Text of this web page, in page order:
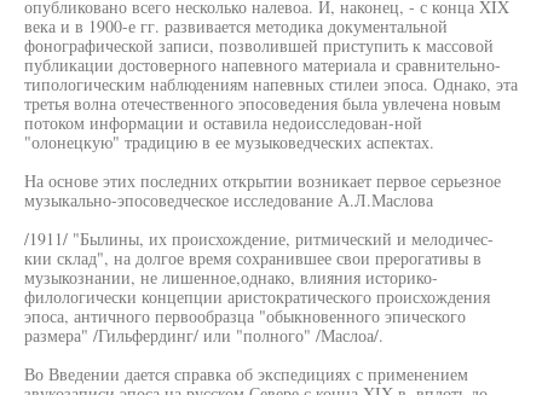
опубликовано всего несколько налевоа. И, наконец, - с конца XIX
века и в 1900-е гг. развивается методика документальной
фонографической записи, позволившей приступить к массовой
публикации достоверного напевного материала и сравнительно-
типологическим наблюдениям напевных стилеи эпоса. Однако, эта
третья волна отечественного эпосоведения была увлечена новым
потоком информации и оставила недоисследован-ной
"олонецкую" традицию в ее музыковедческих аспектах.
На основе этих последних открытии возникает первое серьезное
музыкально-эпосоведческое исследование А.Л.Маслова
/1911/ "Былины, их происхождение, ритмический и мелодичес-
кии склад", на долгое время сохранившее свои прерогативы в
музыкознании, не лишенное,однако, влияния историко-
филологически концепции аристократического происхождения
эпоса, античного первообразца "обыкновенного эпического
размера" /Гильфердинг/ или "полного" /Маслоа/.
Во Введении дается справка об экспедициях с применением